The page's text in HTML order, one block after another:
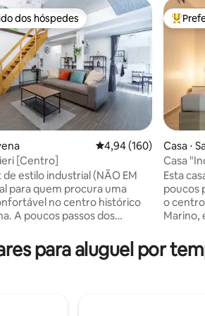
de 5, 80 avaliações
preferidos dos hóspedes
dos hóspedes
4,94 de uma
4,94 (160)
[Centro]
estilo industrial (NÃO EM
para quem procura uma
no centro histórico
A poucos passos dos
de conceito aberto oferece
moderna e acolhedora.
Entre
Casa ⋅
Casa
Esta
poucos
o centro
Marino,
vista
ao
para aluguel por